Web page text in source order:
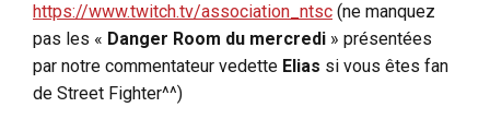
https://www.twitch.tv/association_ntsc (ne manquez
pas les « Danger Room du mercredi » présentées
par notre commentateur vedette Elias si vous êtes fan
de Street Fighter^^)